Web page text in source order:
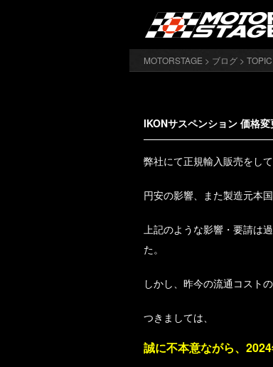
MOTORSTAGE > ブログ > TOPIC
IKONサスペンション 価格
弊社にて正規輸入販売をし
円安の影響、また製造元本
上記のような影響・要請は
た。
しかし、昨今の流通コスト
つきましては、
誠に不本意ながら、